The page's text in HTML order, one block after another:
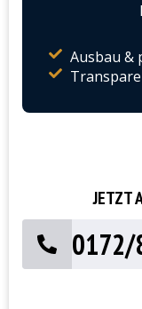
Ausbau &
JETZT
0172/